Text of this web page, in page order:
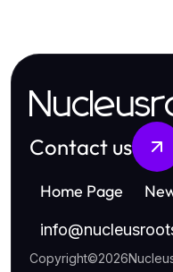
Contact us
Home Page
info@
Copyright©2026